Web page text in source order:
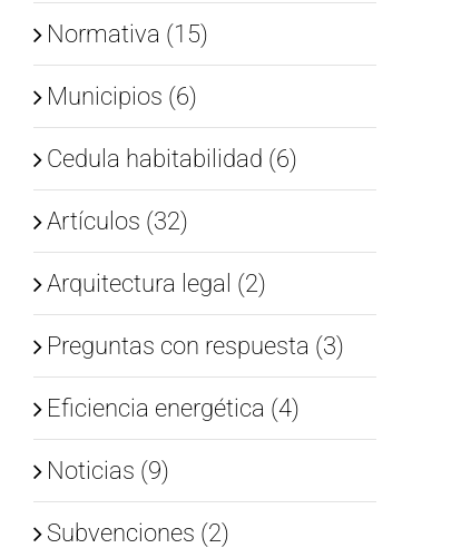
Normativa (15)
Municipios (6)
Cedula habitabilidad (6)
Artículos (32)
Arquitectura legal (2)
Preguntas con respuesta (3)
Eficiencia energética (4)
Noticias (9)
Subvenciones (2)